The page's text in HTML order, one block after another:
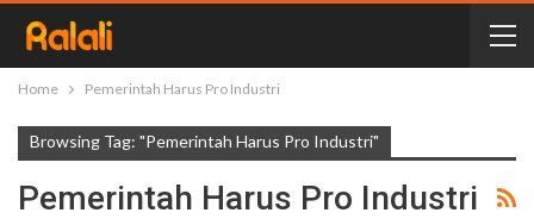
Home Pemerintah Harus Pro Industri
Browsing Tag: "Pemerintah Harus Pro Industri"
Pemerintah Harus Pro Industri